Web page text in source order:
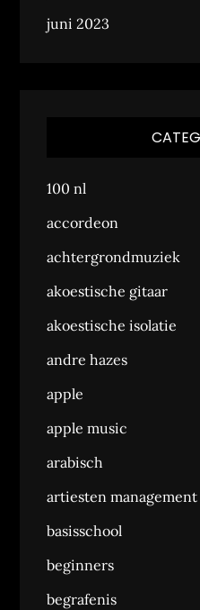
juni 2023
100 nl
accordeon
achtergrondmuziek
akoestische gitaar
akoestische isolatie
andre hazes
apple
apple music
arabisch
artiesten management
basisschool
beginners
begrafenis